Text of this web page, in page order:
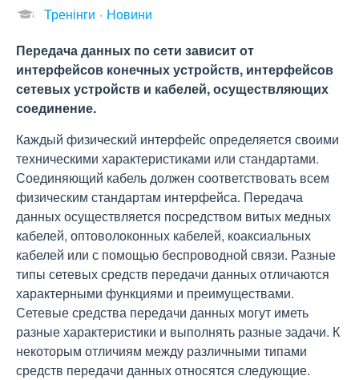
Тренінги
Новини
Передача данных по сети зависит от
интерфейсов конечных устройств, интерфейсов
сетевых устройств и кабелей, осуществляющих
соединение.
Каждый физический интерфейс определяется своими
техническими характеристиками или стандартами.
Соединяющий кабель должен соответствовать всем
физическим стандартам интерфейса. Передача
данных осуществляется посредством витых медных
кабелей, оптоволоконных кабелей, коаксиальных
кабелей или с помощью беспроводной связи. Разные
типы сетевых средств передачи данных отличаются
характерными функциями и преимуществами.
Сетевые средства передачи данных могут иметь
разные характеристики и выполнять разные задачи. К
некоторым отличиям между различными типами
средств передачи данных относятся следующие.